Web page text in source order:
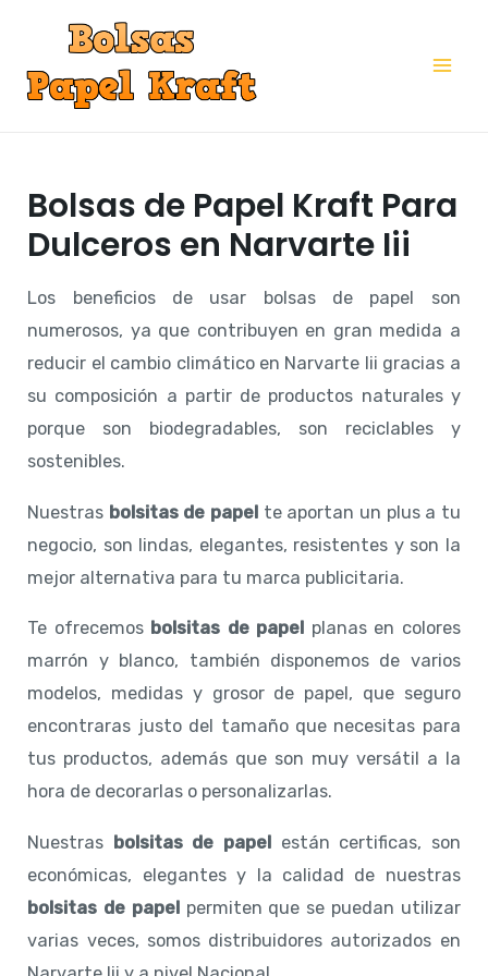
contenido
Bolsas de Papel Kraft Para
Dulceros en Narvarte Iii
Los beneficios de usar bolsas de papel son
numerosos, ya que contribuyen en gran medida a
reducir el cambio climático en Narvarte Iii gracias a
su composición a partir de productos naturales y
porque son biodegradables, son reciclables y
sostenibles.
Nuestras bolsitas de papel te aportan un plus a tu
negocio, son lindas, elegantes, resistentes y son la
mejor alternativa para tu marca publicitaria.
Te ofrecemos bolsitas de papel planas en colores
marrón y blanco, también disponemos de varios
modelos, medidas y grosor de papel, que seguro
encontraras justo del tamaño que necesitas para
tus productos, además que son muy versátil a la
hora de decorarlas o personalizarlas.
Nuestras bolsitas de papel están certificas, son
económicas, elegantes y la calidad de nuestras
bolsitas de papelpermiten que se puedan utilizar
varias veces, somos distribuidores autorizados en